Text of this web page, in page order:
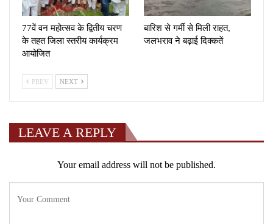
77वें वन महोत्सव के द्वितीय चरण
के तहत जिला स्तरीय कार्यक्रम
आयोजित
बारिश से गर्मी से मिली राहत,
जलभराव ने बढ़ाई दिक्कतें
PREV NEXT
LEAVE A REPLY
Your email address will not be published.